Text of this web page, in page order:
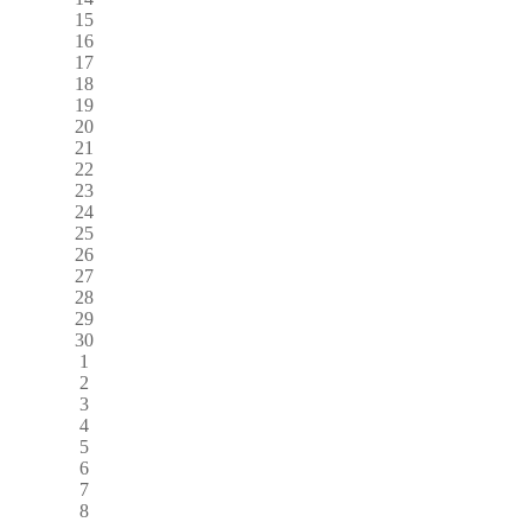
15
16
17
18
19
20
21
22
23
24
25
26
27
28
29
30
1
2
3
4
5
6
7
8